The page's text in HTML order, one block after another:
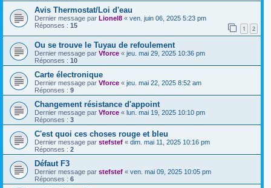
Avis Thermostat/Loi d'eau
Dernier message par Lionel8 « ven. juin 06, 2025 5:23 pm
Réponses : 15 1 2
Ou se trouve le Tuyau de refoulement
Dernier message par Vforce « jeu. mai 29, 2025 10:36 pm
Réponses : 10
Carte électronique
Dernier message par Vforce « jeu. mai 22, 2025 8:52 am
Réponses : 9
Changement résistance d'appoint
Dernier message par Vforce « lun. mai 19, 2025 10:10 pm
Réponses : 3
C'est quoi ces choses rouge et bleu
Dernier message par stefstef « dim. mai 11, 2025 10:16 pm
Réponses : 2
Défaut F3
Dernier message par stefstef « ven. mai 09, 2025 10:05 pm
Réponses : 6